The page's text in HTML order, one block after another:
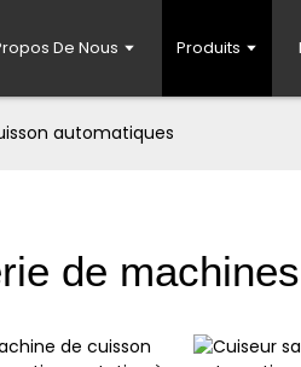
De Nous Produits
automatiques
de